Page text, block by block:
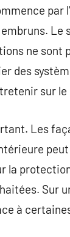
par
embruns.
ne sont
des
sur le
Les
la
Sur
à